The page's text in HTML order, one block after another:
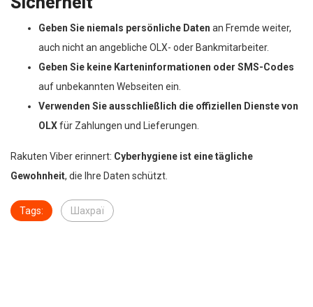
Geben Sie niemals persönliche Daten an Fremde weiter,
auch nicht an angebliche OLX- oder Bankmitarbeiter.
Geben Sie keine Karteninformationen oder SMS-Codes
auf unbekannten Webseiten ein.
Verwenden Sie ausschließlich die offiziellen Dienste von
OLXfür Zahlungen und Lieferungen.
Rakuten Viber erinnert: Cyberhygiene ist eine tägliche
Gewohnheit, die Ihre Daten schützt.
Tags: Шахраї